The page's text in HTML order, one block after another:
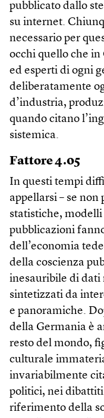
pubblicato dallo
su internet.
necessario per
occhi quello che
ed esperti di ogni
deliberatamente
d’industria,
quando citano
sistemica.
Fattore 4.05
In questi tempi
appellarsi – se non
statistiche, modelli
pubblicazioni
dell’economia
della coscienza
inesauribile di dati
sintetizzati da
e panoramiche.
della Germania è
resto del mondo,
culturale
invariabilmente
politici, nei
riferimento della